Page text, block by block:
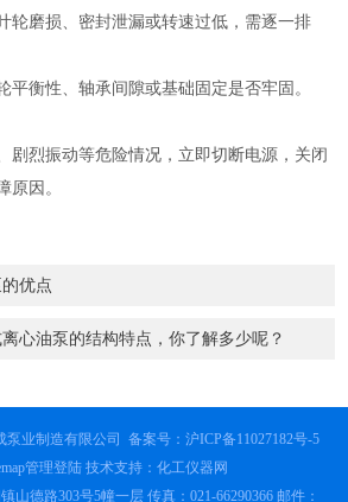
磨损、密封泄漏或转速过低，需逐一排
衡性、轴承间隙或基础固定是否牢固。
烈振动等危险情况，立即切断电源，关闭
原因。
优点
心油泵的结构特点，你了解多少呢？
泵业制造有限公司备案号：沪ICP备11027182号-5
管理登陆 技术支持：化工仪器网
山德路303号5幢一层 传真：021-66290366 邮件：